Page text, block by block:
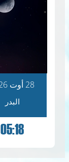
28 أوت 2026
البدر
05:18